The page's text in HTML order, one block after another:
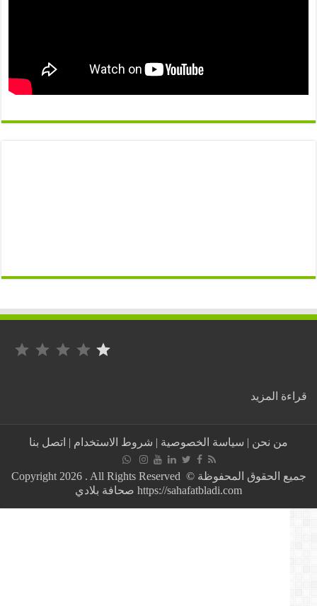
المزيد :
جثة
ريان
من نحن| سياسة الخصوصية|شروط الاستخدام|اتصل بنا
جميع الحقوق المحفوظة © Copyright 2026 . All Rights Reserved
https://sahafatbladi.com صحافة بلادي